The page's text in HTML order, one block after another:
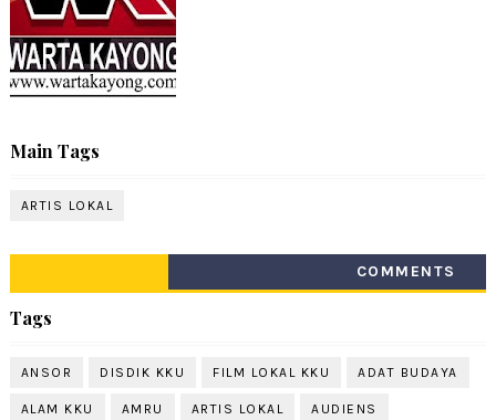
Main Tags
ARTIS LOKAL
COMMENTS
Tags
ANSOR DISDIK KKU FILM LOKAL KKU ADAT BUDAYA
ALAM KKU AMRU ARTIS LOKAL AUDIENS